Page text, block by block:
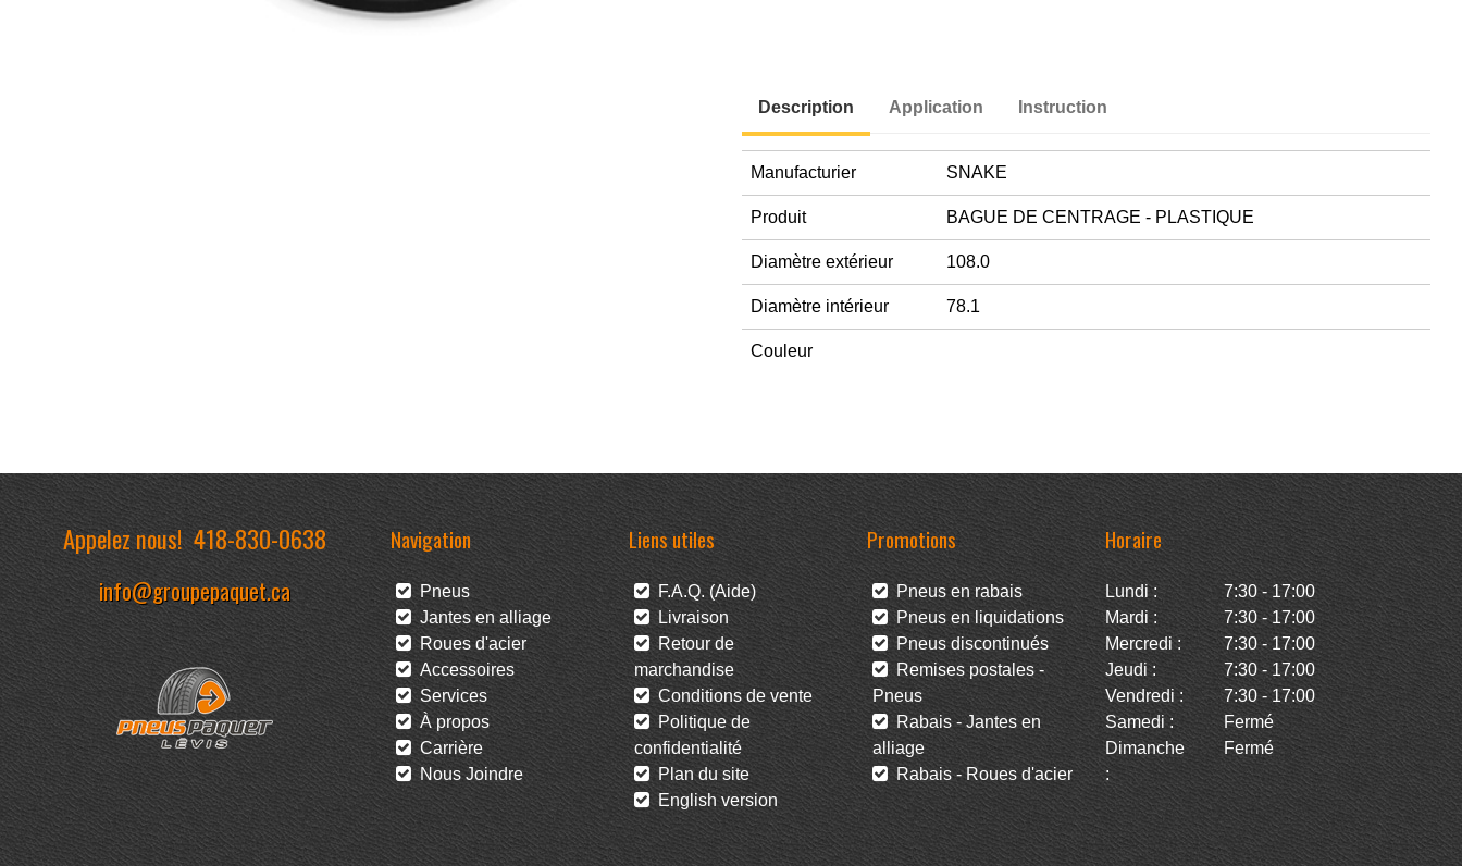
Description Application Instruction
Manufacturier SNAKE
Produit BAGUE DE CENTRAGE - PLASTIQUE
Diamètre extérieur 108.0
Diamètre intérieur 78.1
Couleur
Appelez nous!418-830-0638
info@groupepaquet.ca
Navigation
Pneus
Jantes en alliage
Roues d'acier
Accessoires
Services
À propos
Carrière
Nous Joindre
Liens utiles
F.A.Q. (Aide)
Livraison
Retour de
marchandise
Conditions de vente
Politique de
confidentialité
Plan du site
English version
Promotions
Pneus en rabais
Pneus en liquidations
Pneus discontinués
Remises postales -
Pneus
Rabais - Jantes en
alliage
Rabais - Roues d'acier
Horaire
Lundi :
7:30 - 17:00
Mardi :
7:30 - 17:00
Mercredi :
7:30 - 17:00
Jeudi :
7:30 - 17:00
Vendredi :
7:30 - 17:00
Samedi :
Fermé
Dimanche
:
Fermé